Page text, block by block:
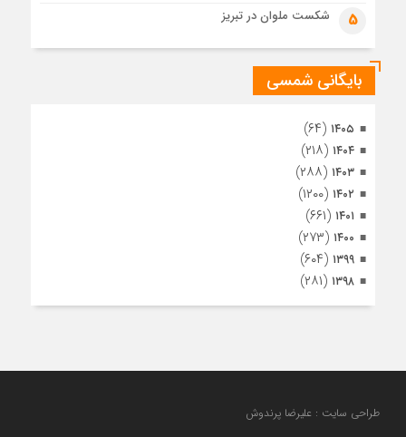
تصاویری از تراکم جمعیت حاضر در میدان ثورهالعشرین نجف
اشرف5 شکست ملوان در تبریز
بایگانی شمسی
۱۴۰۵ (۶۴)
۱۴۰۴ (۲۱۸)
۱۴۰۳ (۲۸۸)
۱۴۰۲ (۱۲۰۰)
۱۴۰۱ (۶۶۱)
۱۴۰۰ (۲۷۳)
۱۳۹۹ (۶۰۴)
۱۳۹۸ (۲۸۱)
طراحی سایت : علیرضا پرندوش